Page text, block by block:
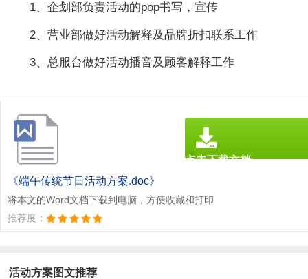
1、企划部负责活动的pop书写，宣传
2、营业部做好活动解释及品牌折扣联系工作
3、总服台做好活动播音及顾客解释工作
《端午传统节日活动方案.doc》
将本文的Word文档下载到电脑，方便收藏和打印
推荐度：
点击下载文档
活动方案图文推荐